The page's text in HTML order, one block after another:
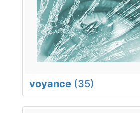
voyance (35)